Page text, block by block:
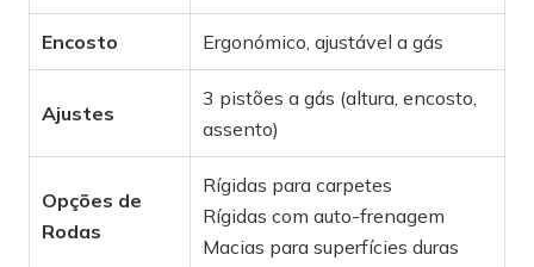
Encosto Ergonómico, ajustável a gás
Ajustes
3 pistões a gás (altura, encosto,
assento)
Opções de
Rodas
Rígidas para carpetes
Rígidas com auto-frenagem
Macias para superfícies duras